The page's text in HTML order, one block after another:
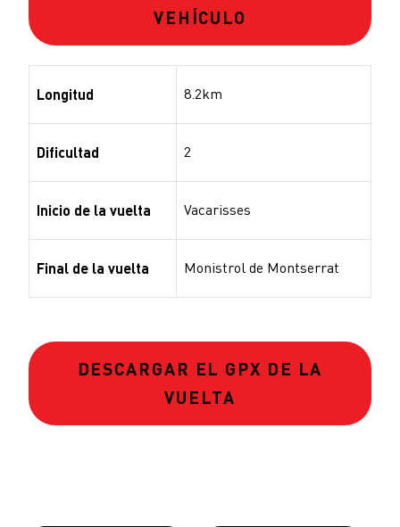
VEHÍCULO
Longitud 8.2km
Dificultad 2
Inicio de la vuelta Vacarisses
Final de la vuelta Monistrol de Montserrat
DESCARGAR EL GPX DE LA
VUELTA